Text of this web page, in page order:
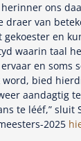
herinner ons
draer van
en
waarin taal
en soms
word, bied
aandagtig
te lééf,” sluit
2025